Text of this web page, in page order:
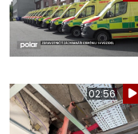
02:56